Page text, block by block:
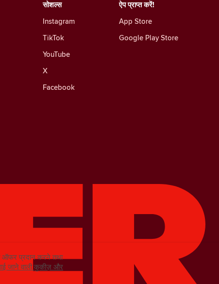
सोशल्स
Instagram
TikTok
YouTube
X
Facebook
ऐप प्राप्त करें!
App Store
Google Play Store
ऑफर प्रदान करने तथा
जाने वाली कुकीज़ और